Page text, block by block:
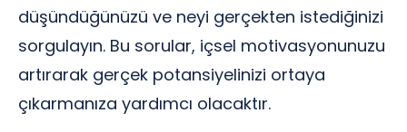
düşündüğünüzü ve neyi gerçekten istediğinizi
sorgulayın. Bu sorular, içsel motivasyonunuzu
artırarak gerçek potansiyelinizi ortaya
çıkarmanıza yardımcı olacaktır.